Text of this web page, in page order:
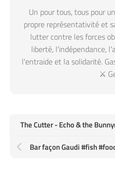
Un pour tous, tous pour
propre représentativité et
lutter contre les forces
liberté, l'indépendance,
l'entraide et la solidarité.
⚔️
The Cutter - Echo & the
Bar façon Gaudi #fish